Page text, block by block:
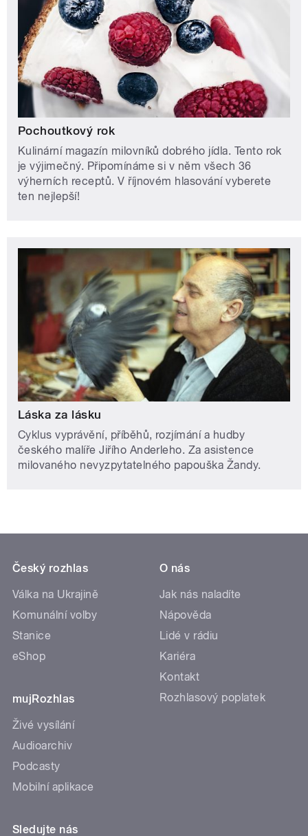
Pochoutkový rok
Kulinární magazín milovníků dobrého jídla. Tento rok
je výjimečný. Připomínáme si v něm všech 36
výherních receptů. V říjnovém hlasování vyberete
ten nejlepší!
Láska za lásku
Cyklus vyprávění, příběhů, rozjímání a hudby
českého malíře Jiřího Anderleho. Za asistence
milovaného nevyzpytatelného papouška Žandy.
Český rozhlas
Válka na Ukrajině
Komunální volby
Stanice
eShop
mujRozhlas
Živé vysílání
Audioarchiv
Podcasty
Mobilní aplikace
O nás
Jak nás naladíte
Nápověda
Lidé v rádiu
Kariéra
Kontakt
Rozhlasový poplatek
Sledujte nás